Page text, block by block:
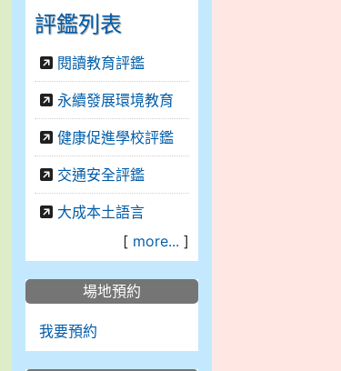
評鑑列表
閱讀教育評鑑
永續發展環境教育
健康促進學校評鑑
交通安全評鑑
大成本土語言
[ more... ]
場地預約
我要預約